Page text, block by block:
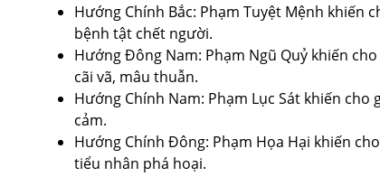
Hướng Chính Bắc: Phạm Tuyệt Mệnh khiến
bệnh tật chết người.
Hướng Đông Nam: Phạm Ngũ Quỷ khiến
cãi vã, mâu thuẫn.
Hướng Chính Nam: Phạm Lục Sát khiến
cảm.
Hướng Chính Đông: Phạm Họa Hại khiến
tiểu nhân phá hoại.